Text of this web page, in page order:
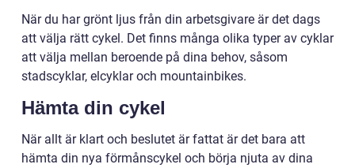
När du har grönt ljus från din arbetsgivare är det dags
att välja rätt cykel. Det finns många olika typer av cyklar
att välja mellan beroende på dina behov, såsom
stadscyklar, elcyklar och mountainbikes.
Hämta din cykel
När allt är klart och beslutet är fattat är det bara att
hämta din nya förmånscykel och börja njuta av dina